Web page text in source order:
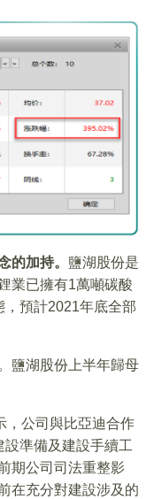
的加持。 鹽湖股份是
業已擁有1萬噸碳酸
預計2021年底全部
鹽湖股份上半年歸母
，公司與比亞迪合作
準備及建設手續工
期公司司法重整影
在充分對建設涉及的